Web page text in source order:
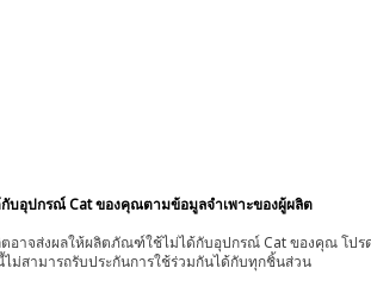
บอุปกรณ์ Cat ของคุณตามข้อมูลจำเพาะของผู้ผลิต
ตอาจส่งผลให้ผลิตภัณฑ์ใช้ไม่ได้กับอุปกรณ์ Cat ของคุณ โ
ม่สามารถรับประกันการใช้ร่วมกันได้กับทุกชิ้นส่วน